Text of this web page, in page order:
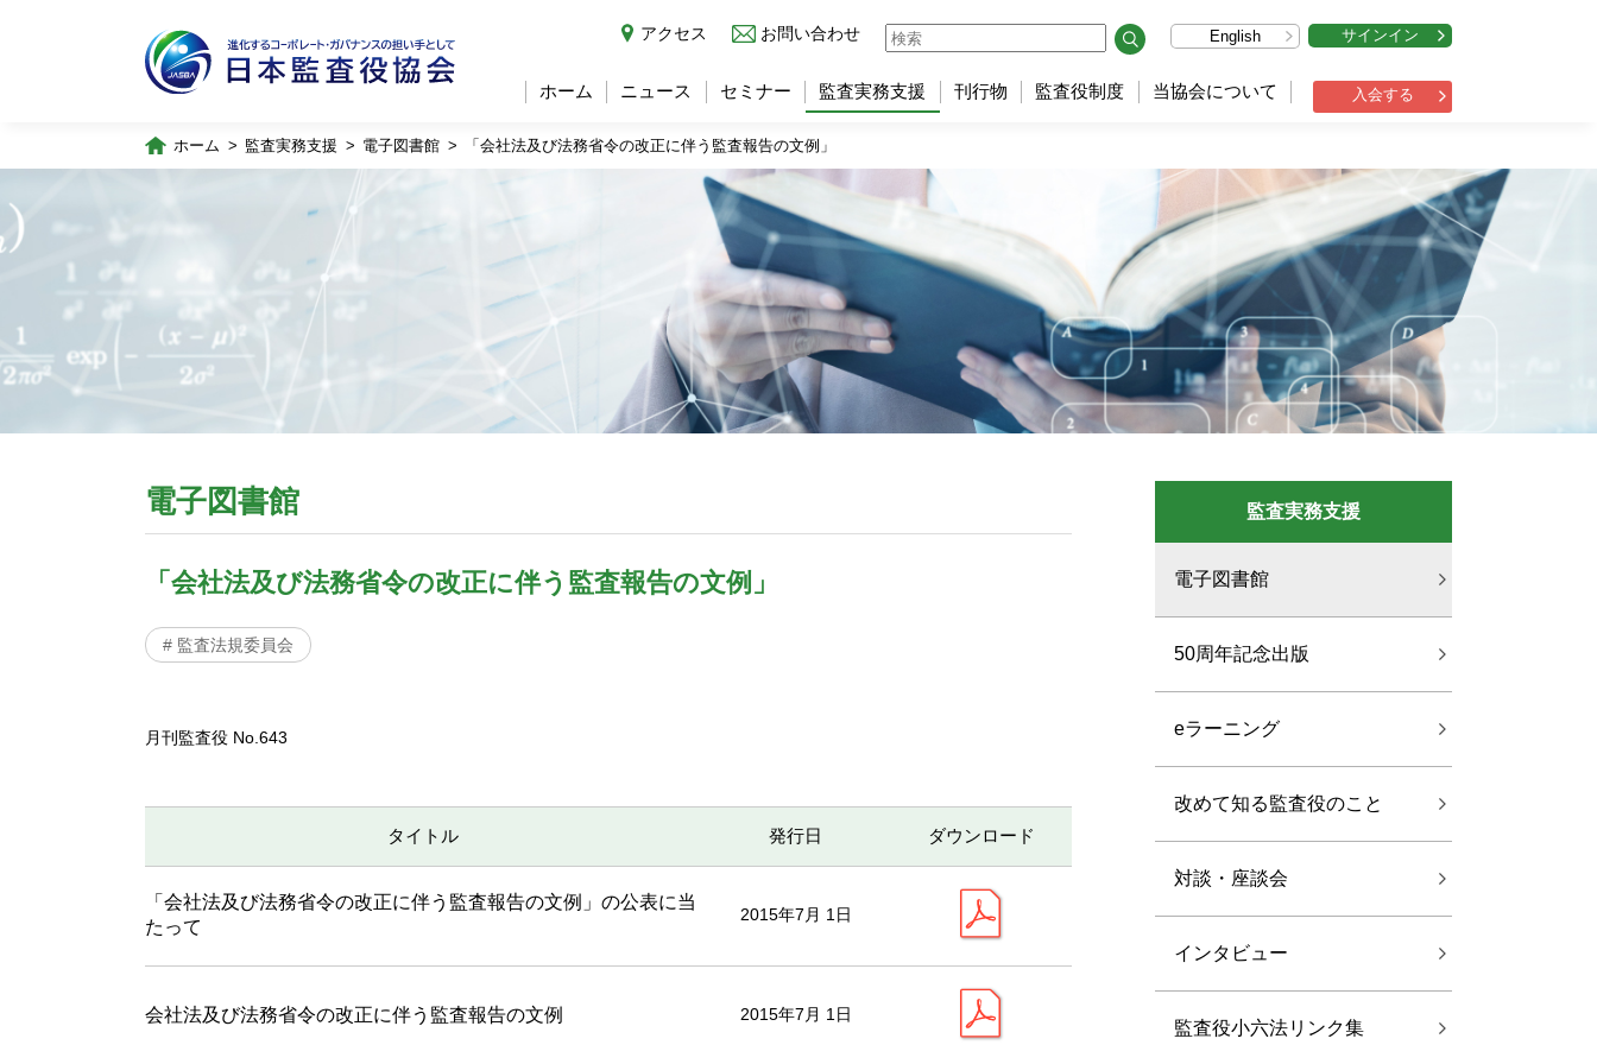
ホーム ニュース セミナー 監査実務支援 刊行物 監査役制度 当協会について 入会する
アクセス お問い合わせ English サインイン
ホーム 監査実務支援 電子図書館 「会社法及び法務省令の改正に伴う監査報告の文例」
監査実務支援
電子図書館
50周年記念出版
eラーニング
改めて知る監査役のこと
対談・座談会
インタビュー
監査役小六法リンク集
電子図書館
「会社法及び法務省令の改正に伴う監査報告の文例」
# 監査法規委員会
月刊監査役 No.643
タイトル 発行日 ダウンロード
「会社法及び法務省令の改正に伴う監査報告の文例」の公表に当
たって
2015年7月 1日
会社法及び法務省令の改正に伴う監査報告の文例 2015年7月 1日